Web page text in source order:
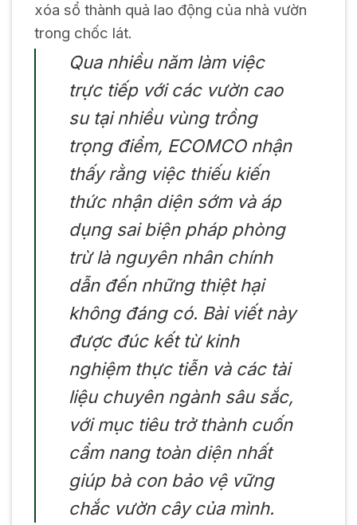
xóa sổ thành quả lao động của nhà vườn
trong chốc lát.
Qua nhiều năm làm việc
trực tiếp với các vườn cao
su tại nhiều vùng trồng
trọng điểm, ECOMCO nhận
thấy rằng việc thiếu kiến
thức nhận diện sớm và áp
dụng sai biện pháp phòng
trừ là nguyên nhân chính
dẫn đến những thiệt hại
không đáng có. Bài viết này
được đúc kết từ kinh
nghiệm thực tiễn và các tài
liệu chuyên ngành sâu sắc,
với mục tiêu trở thành cuốn
cẩm nang toàn diện nhất
giúp bà con bảo vệ vững
chắc vườn cây của mình.